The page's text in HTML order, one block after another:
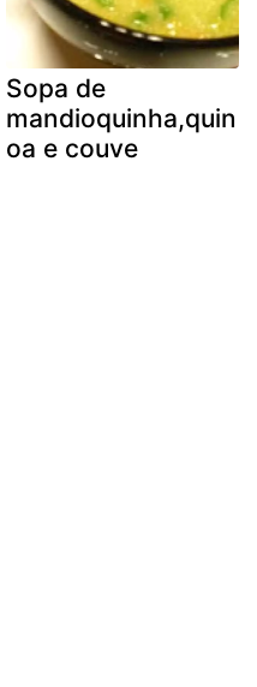
Sopa de
mandioquinha,quin
oa e couve